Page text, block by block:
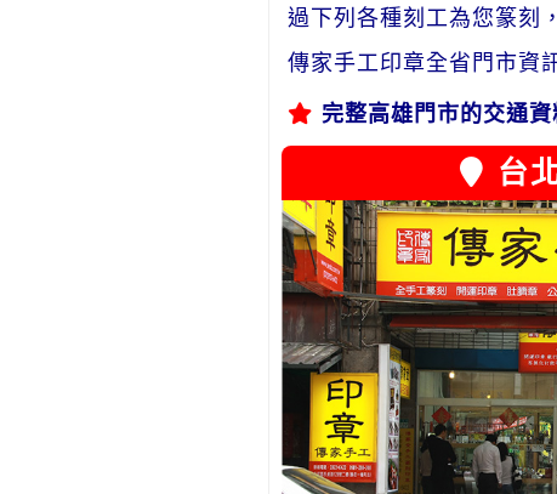
過下列各種刻工為您篆刻
傳家手工印章全省門市資
完整高雄門市的交通
台